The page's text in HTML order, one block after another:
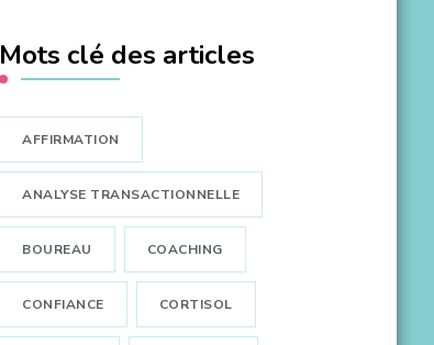
Mots clé des articles
AFFIRMATION
ANALYSE TRANSACTIONNELLE
BOUREAU COACHING
CONFIANCE CORTISOL